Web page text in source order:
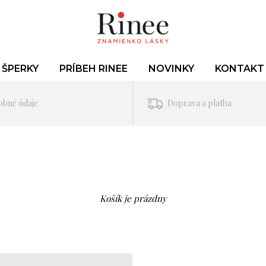
ŠPERKY PRÍBEH RINEE NOVINKY KONTAKT
údaje Doprava a platba
Košík je prázdny